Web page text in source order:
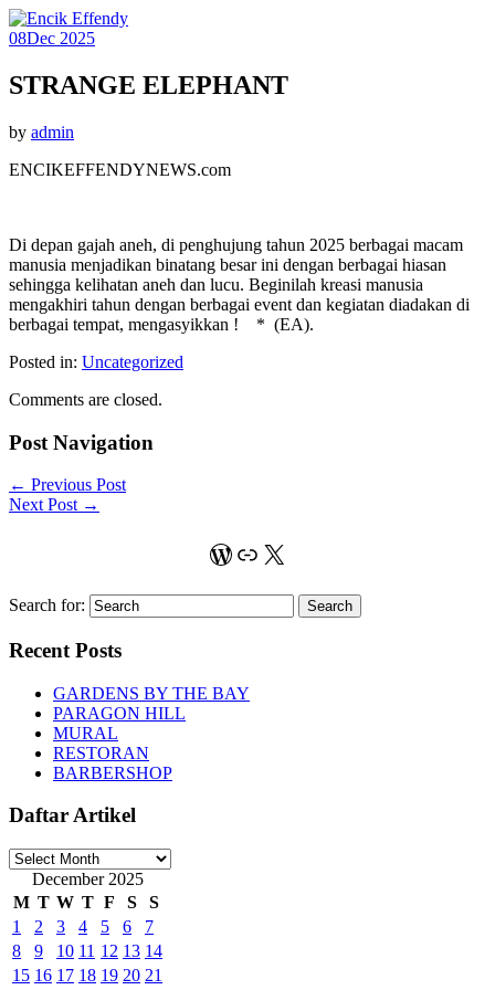
08Dec 2025
STRANGE ELEPHANT
by admin
ENCIKEFFENDYNEWS.com
Di depan gajah aneh, di penghujung tahun 2025 berbagai macam
manusia menjadikan binatang besar ini dengan berbagai hiasan
sehingga kelihatan aneh dan lucu. Beginilah kreasi manusia
mengakhiri tahun dengan berbagai event dan kegiatan diadakan di
berbagai tempat, mengasyikkan ! * (EA).
Posted in: Uncategorized
Comments are closed.
Post Navigation
← Previous Post
Next Post →
WordPress
Link
X
Search for:
Recent Posts
GARDENS BY THE BAY
PARAGON HILL
MURAL
RESTORAN
BARBERSHOP
Daftar Artikel
Daftar
Artikel
December 2025
M T W T F S
S
1
2 3 4 5 6
7
8
9 10 11 12 13 14
15 16 17 18 19 20 21